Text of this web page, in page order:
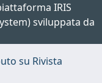
IRIS
sviluppata da
su Rivista